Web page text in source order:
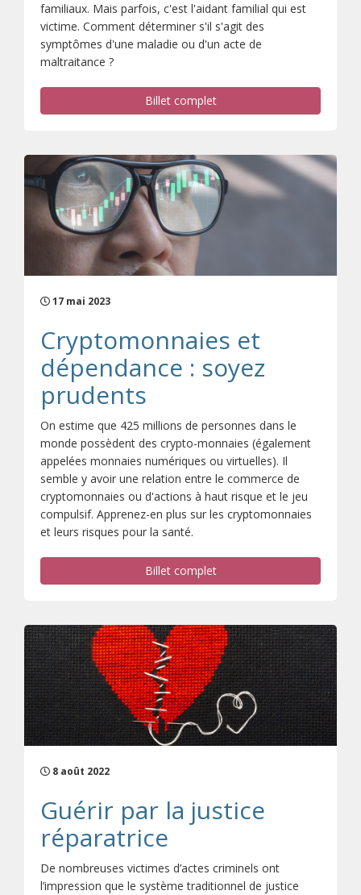
familiaux. Mais parfois, c'est l'aidant familial qui est
victime. Comment déterminer s'il s'agit des
symptômes d'une maladie ou d'un acte de
maltraitance ?
Billet complet
17 mai 2023
Cryptomonnaies et
dépendance : soyez
prudents
On estime que 425 millions de personnes dans le
monde possèdent des crypto-monnaies (également
appelées monnaies numériques ou virtuelles). Il
semble y avoir une relation entre le commerce de
cryptomonnaies ou d'actions à haut risque et le jeu
compulsif. Apprenez-en plus sur les cryptomonnaies
et leurs risques pour la santé.
Billet complet
8 août 2022
Guérir par la justice
réparatrice
De nombreuses victimes d’actes criminels ont
l’impression que le système traditionnel de justice